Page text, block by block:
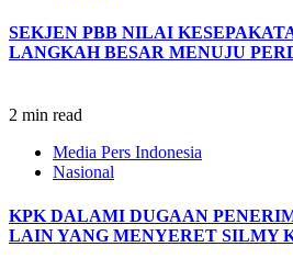
SEKJEN PBB NILAI
LANGKAH BESAR MENUJU
2 min read
Media Pers Indonesia
Nasional
KPK DALAMI DUGAAN
LAIN YANG MENYERET SILMY